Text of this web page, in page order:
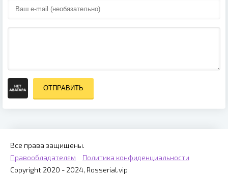
ОТПРАВИТЬ
Все права защищены.
Правообладателям
Политика конфиденциальности
Copyright 2020 - 2024, Rosserial.vip